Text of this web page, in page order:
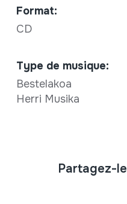
Format:
CD
Type de musique:
Bestelakoa
Herri Musika
Partagez-le